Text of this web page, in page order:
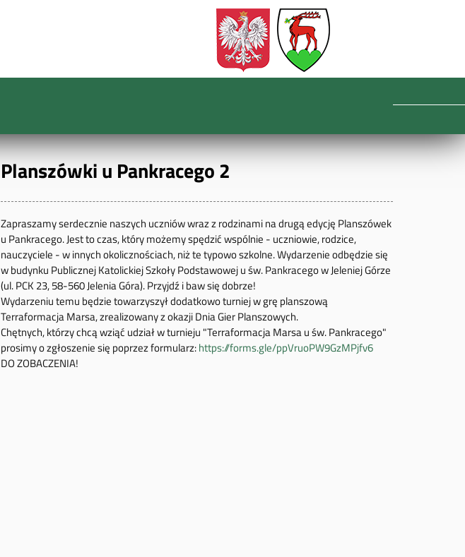
Planszówki u Pankracego 2
Zapraszamy serdecznie naszych uczniów wraz z rodzinami na drugą edycję Planszówek
u Pankracego. Jest to czas, który możemy spędzić wspólnie - uczniowie, rodzice,
nauczyciele - w innych okolicznościach, niż te typowo szkolne. Wydarzenie odbędzie się
w budynku Publicznej Katolickiej Szkoły Podstawowej u św. Pankracego w Jeleniej Górze
(ul. PCK 23, 58-560 Jelenia Góra). Przyjdź i baw się dobrze!
Wydarzeniu temu będzie towarzyszył dodatkowo turniej w grę planszową
Terraformacja Marsa, zrealizowany z okazji Dnia Gier Planszowych.
Chętnych, którzy chcą wziąć udział w turnieju "Terraformacja Marsa u św. Pankracego"
prosimy o zgłoszenie się poprzez formularz:https://forms.gle/ppVruoPW9GzMPjfv6
DO ZOBACZENIA!